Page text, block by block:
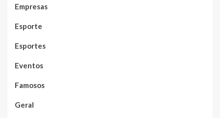
Empresas
Esporte
Esportes
Eventos
Famosos
Geral